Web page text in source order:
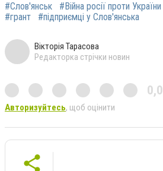
#Слов'янськ #Війна росії проти України
#грант
#підприємці у Слов'янська
Вікторія Тарасова
Редакторка стрічки новин
0,0
Авторизуйтесь, щоб оцінити